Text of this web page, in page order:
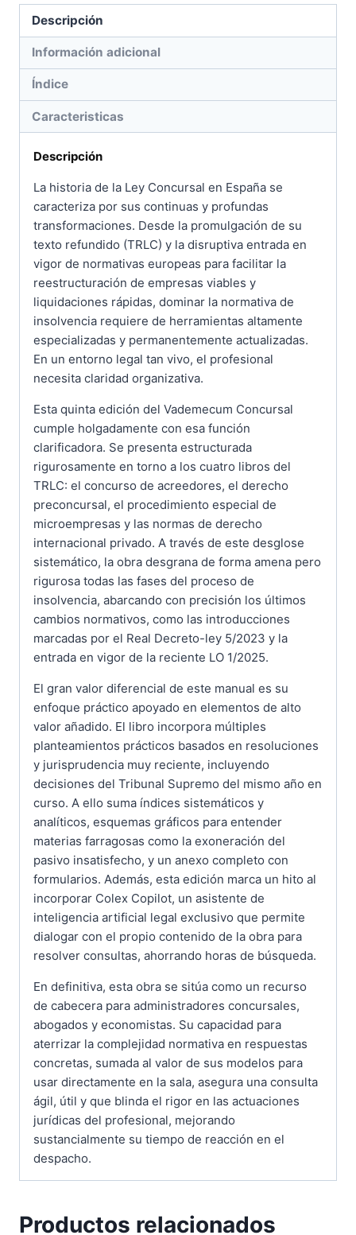
Descripción
Información adicional
Índice
Caracteristicas
Descripción
La historia de la Ley Concursal en España se
caracteriza por sus continuas y profundas
transformaciones. Desde la promulgación de su
texto refundido (TRLC) y la disruptiva entrada en
vigor de normativas europeas para facilitar la
reestructuración de empresas viables y
liquidaciones rápidas, dominar la normativa de
insolvencia requiere de herramientas altamente
especializadas y permanentemente actualizadas.
En un entorno legal tan vivo, el profesional
necesita claridad organizativa.
Esta quinta edición del Vademecum Concursal
cumple holgadamente con esa función
clarificadora. Se presenta estructurada
rigurosamente en torno a los cuatro libros del
TRLC: el concurso de acreedores, el derecho
preconcursal, el procedimiento especial de
microempresas y las normas de derecho
internacional privado. A través de este desglose
sistemático, la obra desgrana de forma amena pero
rigurosa todas las fases del proceso de
insolvencia, abarcando con precisión los últimos
cambios normativos, como las introducciones
marcadas por el Real Decreto-ley 5/2023 y la
entrada en vigor de la reciente LO 1/2025.
El gran valor diferencial de este manual es su
enfoque práctico apoyado en elementos de alto
valor añadido. El libro incorpora múltiples
planteamientos prácticos basados en resoluciones
y jurisprudencia muy reciente, incluyendo
decisiones del Tribunal Supremo del mismo año en
curso. A ello suma índices sistemáticos y
analíticos, esquemas gráficos para entender
materias farragosas como la exoneración del
pasivo insatisfecho, y un anexo completo con
formularios. Además, esta edición marca un hito al
incorporar Colex Copilot, un asistente de
inteligencia artificial legal exclusivo que permite
dialogar con el propio contenido de la obra para
resolver consultas, ahorrando horas de búsqueda.
En definitiva, esta obra se sitúa como un recurso
de cabecera para administradores concursales,
abogados y economistas. Su capacidad para
aterrizar la complejidad normativa en respuestas
concretas, sumada al valor de sus modelos para
usar directamente en la sala, asegura una consulta
ágil, útil y que blinda el rigor en las actuaciones
jurídicas del profesional, mejorando
sustancialmente su tiempo de reacción en el
despacho.
Productos relacionados